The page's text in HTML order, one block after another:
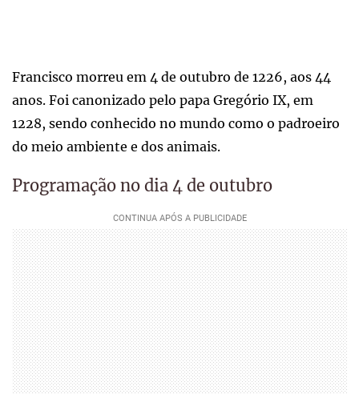
Francisco morreu em 4 de outubro de 1226, aos 44
anos. Foi canonizado pelo papa Gregório IX, em
1228, sendo conhecido no mundo como o padroeiro
do meio ambiente e dos animais.
Programação no dia 4 de outubro